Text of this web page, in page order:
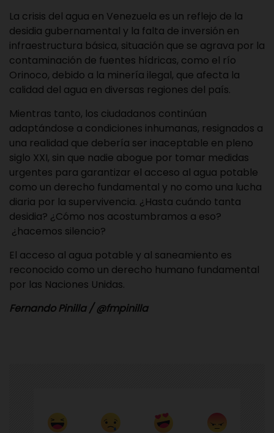
La crisis del agua en Venezuela es un reflejo de la
desidia gubernamental y la falta de inversión en
infraestructura básica, situación que se agrava por la
contaminación de fuentes hídricas, como el río
Orinoco, debido a la minería ilegal, que afecta la
calidad del agua en diversas regiones del país.
Mientras tanto, los ciudadanos continúan
adaptándose a condiciones inhumanas, resignados a
una realidad que debería ser inaceptable en pleno
siglo XXI, sin que nadie abogue por tomar medidas
urgentes para garantizar el acceso al agua potable
como un derecho fundamental y no como una lucha
diaria por la supervivencia. ¿Hasta cuándo tanta
desidia? ¿Cómo nos acostumbramos a eso?
¿hacemos silencio?
El acceso al agua potable y al saneamiento es
reconocido como un derecho humano fundamental
por las Naciones Unidas.
Fernando Pinilla / @fmpinilla